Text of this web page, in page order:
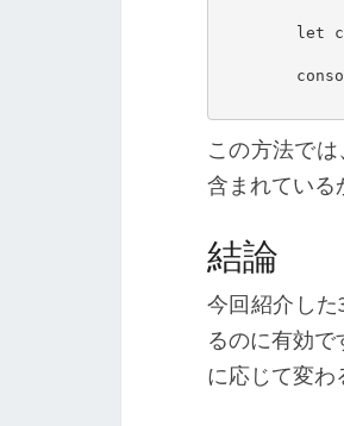
let
この方法で
含まれている
結論
今回紹介し
るのに有効
に応じて変わ